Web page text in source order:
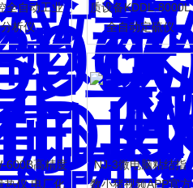
下载罗志祥
全自动工业
分析仪
质设备KDDL-8000L
全自动定硫仪
600B高精度
热仪 电厂化
NJ-3微电脑粘结指
数小猪视频APP官方